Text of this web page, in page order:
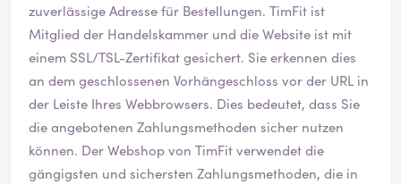
zuverlässige Adresse für Bestellungen. TimFit ist
Mitglied der Handelskammer und die Website ist mit
einem SSL/TSL-Zertifikat gesichert. Sie erkennen dies
an dem geschlossenen Vorhängeschloss vor der URL in
der Leiste Ihres Webbrowsers. Dies bedeutet, dass Sie
die angebotenen Zahlungsmethoden sicher nutzen
können. Der Webshop von TimFit verwendet die
gängigsten und sichersten Zahlungsmethoden, die in